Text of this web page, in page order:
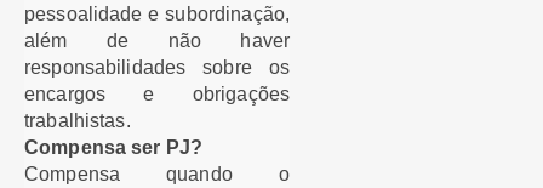
pessoalidade e subordinação,
além de não haver
responsabilidades sobre os
encargos e obrigações
trabalhistas.
Compensa ser PJ?
Compensa quando o